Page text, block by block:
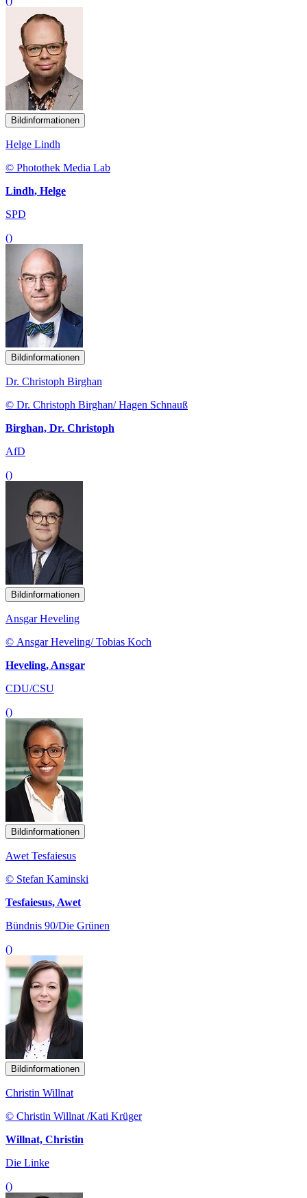
Bildinformationen
Helge Lindh
© Photothek Media Lab
Lindh, Helge
SPD
()
Bildinformationen
Dr. Christoph Birghan
© Dr. Christoph Birghan/ Hagen Schnauß
Birghan, Dr. Christoph
AfD
()
Bildinformationen
Ansgar Heveling
© Ansgar Heveling/ Tobias Koch
Heveling, Ansgar
CDU/CSU
()
Bildinformationen
Awet Tesfaiesus
© Stefan Kaminski
Tesfaiesus, Awet
Bündnis 90/Die Grünen
()
Bildinformationen
Christin Willnat
© Christin Willnat /Kati Krüger
Willnat, Christin
Die Linke
()